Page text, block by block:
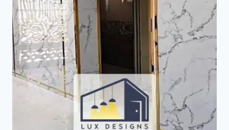
تصاميم
ورق
جدران
–
ديكورات
ورق
الرياض